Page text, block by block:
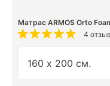
Матрас ARMOS Orto
4